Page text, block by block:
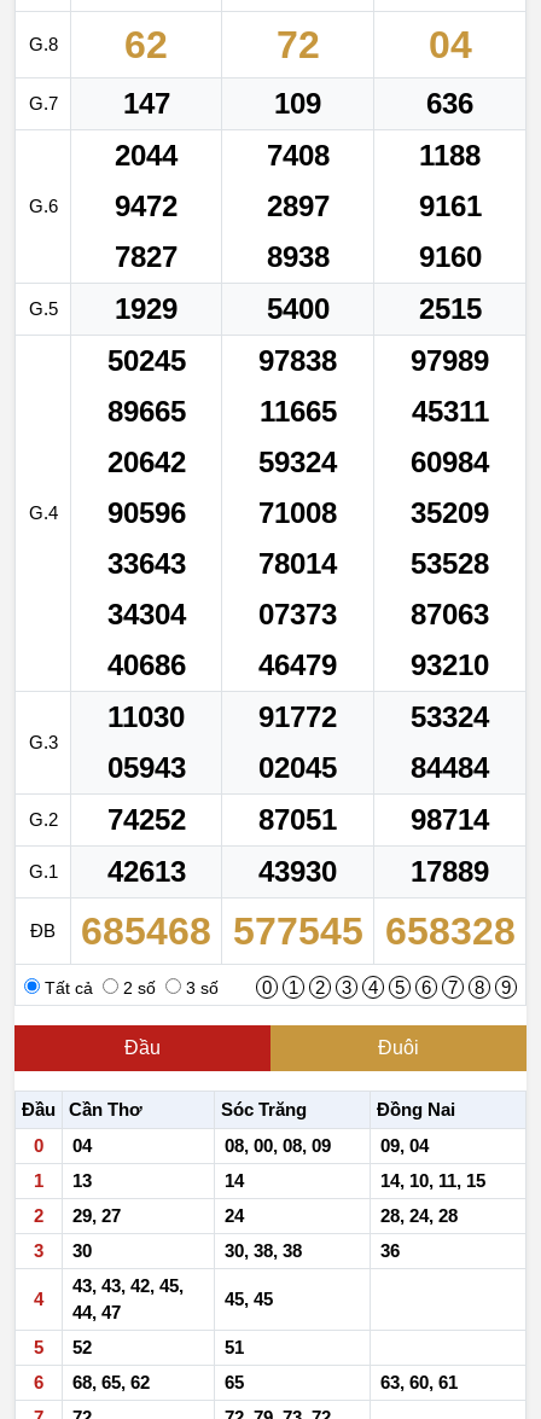
G.8 62 72 04
G.7 147 109 636
G.6
2044 7408
1188
9472
2897
9161
7827
8938 9160
G.5 1929 5400 2515
G.4
50245 97838
97989
89665
11665
45311
20642
59324
60984
90596
71008
35209
33643
78014
53528
34304
07373
87063
40686
46479 93210
G.3
11030 91772
53324
05943
02045 84484
G.2 74252 87051 98714
G.1 42613 43930 17889
ĐB 685468 577545 658328
Tất cả 2 số 3 số 0 1 2 3 4 5 6 7 8 9
Đầu Đuôi
Đầu Cần Thơ Sóc Trăng
Đồng Nai
0
04 08, 00, 08, 09
09, 04
1
13 14
14, 10, 11, 15
2
29, 27 24
28, 24, 28
3
30 30, 38, 38 36
4
43, 43, 42, 45,
44, 47
45, 45
5 52
51
6
68, 65, 62 65
63, 60, 61